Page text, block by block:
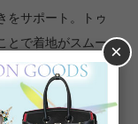
をサポート。トゥ
とで着地がスムー
行がしやすい形状
×